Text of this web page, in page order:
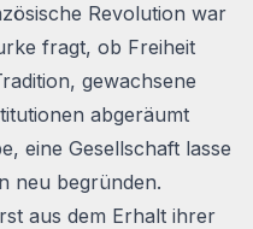
Revolution war
fragt, ob Freiheit
gewachsene
abgeräumt
eine Gesellschaft lasse
neu begründen.
aus dem Erhalt ihrer